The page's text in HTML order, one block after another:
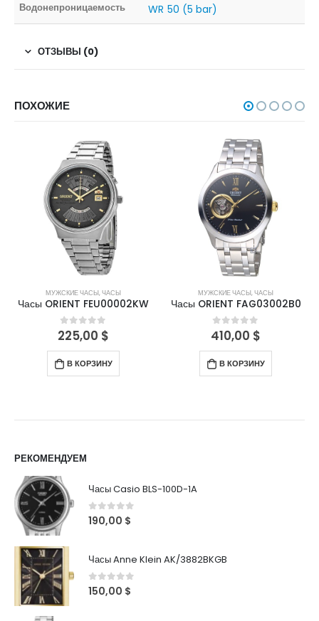
Водонепроницаемость WR 50 (5 bar)
ОТЗЫВЫ (0)
ПОХОЖИЕ
МУЖСКИЕ ЧАСЫ,ЧАСЫ
Часы ORIENT FEU00002KW
0out of 5
225,00 $
В КОРЗИНУ
МУЖСКИЕ ЧАСЫ,ЧАСЫ
Часы ORIENT FAG03002B0
0out of 5
410,00 $
В КОРЗИНУ
РЕКОМЕНДУЕМ
Часы Casio BLS-100D-1A
0out of 5
190,00 $
Часы Anne Klein AK/3882BKGB
0out of 5
150,00 $